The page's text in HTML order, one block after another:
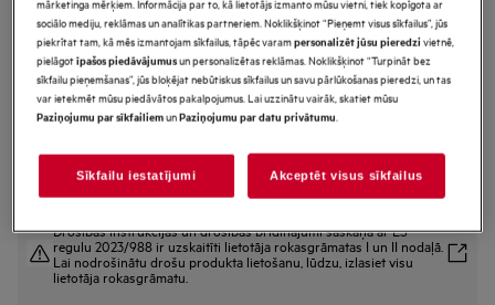
5000.sērijas Iebūvējama mikroviļņu
krāsns 19 l
Priekšrocības
Mikroviļņu krāsns ar papildu funkcijām: Grila funkcija kraukšķīgai virskārtai.
Mikroviļņu krāsns ar grilu nodrošina kraukšķīgu garoziņu.
Kraukšķīga virskārta kā cepeškrāsnī. Ar mikroviļņu krāsns efektivitāti.
Drošības instrukcijas un drošības brīdinājumi saskaņā ar ES
regulu 2023/988 ir uzskaitīti lietotāja rokasgrāmatas I un II nodaļā.
Lai nodrošinātu drošu produkta lietošanu, lūdzu, izlasiet visu
lietotāja rokasgrāmatu.
sociālo mediju, reklāmas un analītikas partneriem. Noklikšķinot “Pieņemt visus sīkfailus”, jūs
piekrītat tam, kā mēs izmantojam sīkfailus, tāpēc varampersonalizēt jūsu pieredzivietnē,
pielāgotīpašos piedāvājumusun personalizētas reklāmas. Noklikšķinot “Turpināt bez
sīkfailu pieņemšanas”, jūs bloķējat nebūtiskus sīkfailus un savu pārlūkošanas pieredzi, un tas
var ietekmēt mūsu piedāvātos pakalpojumus. Lai uzzinātu vairāk, skatiet mūsu
Paziņojumu par sīkfailiemunPaziņojumu par datu privātumu.
Sīkfailu iestatījumi Akceptēt visus sīkfailus